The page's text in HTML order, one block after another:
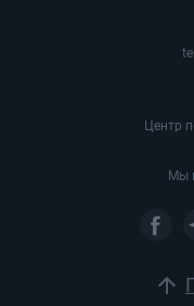
Центр
Мы
arrow_upward